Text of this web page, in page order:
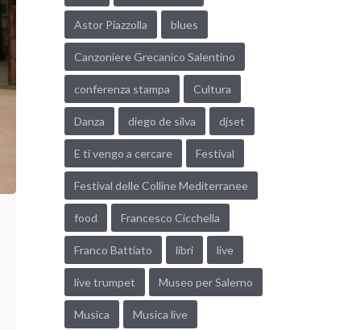
Astor Piazzolla blues
Canzoniere Grecanico Salentino
conferenza stampa Cultura
Danza diego de silva djset
E ti vengo a cercare Festival
Festival delle Colline Mediterranee
food Francesco Cicchella
Franco Battiato libri live
live trumpet Museo per Salerno
Musica Musica live